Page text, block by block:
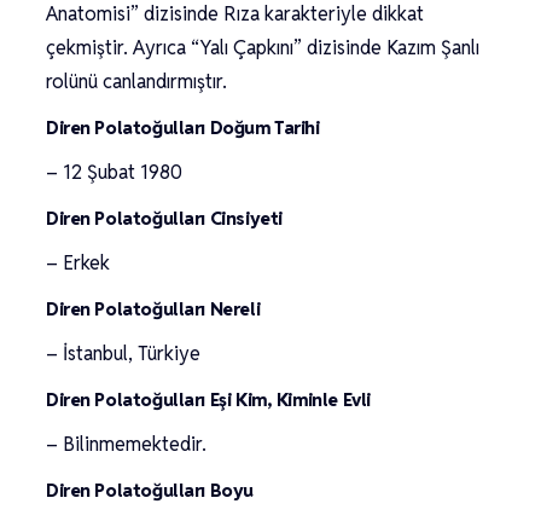
Anatomisi” dizisinde Rıza karakteriyle dikkat
çekmiştir. Ayrıca “Yalı Çapkını” dizisinde Kazım Şanlı
rolünü canlandırmıştır.
Diren Polatoğulları Doğum Tarihi
– 12 Şubat 1980
Diren Polatoğulları Cinsiyeti
– Erkek
Diren Polatoğulları Nereli
– İstanbul, Türkiye
Diren Polatoğulları Eşi Kim, Kiminle Evli
– Bilinmemektedir.
Diren Polatoğulları Boyu